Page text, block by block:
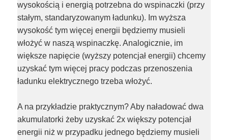
wysokością i energią potrzebna do wspinaczki (przy
stałym, standaryzowanym ładunku). Im wyższa
wysokość tym więcej energii będziemy musieli
włożyć w naszą wspinaczkę. Analogicznie, im
większe napięcie (wyższy potencjał energii) chcemy
uzyskać tym więcej pracy podczas przenoszenia
ładunku elektrycznego trzeba włożyć.
A na przykładzie praktycznym? Aby naładować dwa
akumulatorki żeby uzyskać 2x większy potencjał
energii niż w przypadku jednego będziemy musieli